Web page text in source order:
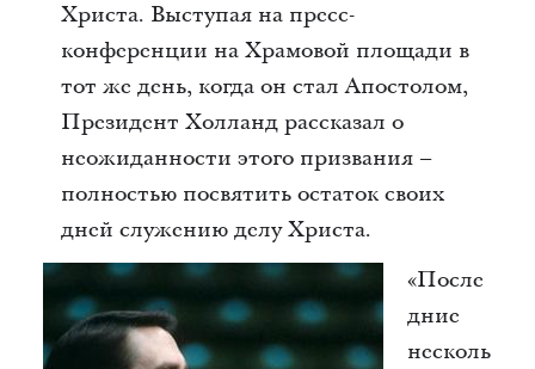
Христа. Выступая на пресс-
конференции на Храмовой площади в
тот же день, когда он стал Апостолом,
Президент Холланд рассказал о
неожиданности этого призвания –
полностью посвятить остаток своих
дней служению делу Христа.
«После
дние
несколь